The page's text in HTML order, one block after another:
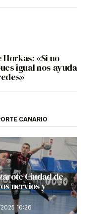
«Si no
igual nos ayuda
CANARIO
Ciudad de
nervios y
2025 10:26